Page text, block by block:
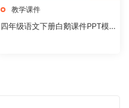
教学课件
四年级语文下册白鹅课件PPT模